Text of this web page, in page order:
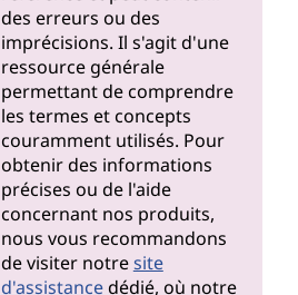
des erreurs ou des
imprécisions. Il s'agit d'une
ressource générale
permettant de comprendre
les termes et concepts
couramment utilisés. Pour
obtenir des informations
précises ou de l'aide
concernant nos produits,
nous vous recommandons
de visiter notresite
d'assistancedédié, où notre